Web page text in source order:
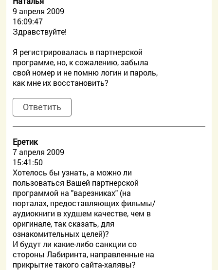
9 апреля 2009
16:09:47
Здравствуйте!
Я регистрировалась в партнерской
программе, но, к сожалению, забыла
свой номер и не помню логин и пароль,
как мне их восстановить?
Ответить
Еретик
7 апреля 2009
15:41:50
Хотелось бы узнать, а можно ли
пользоваться Вашей партнерской
программой на "варезниках" (на
порталах, предоставляющих фильмы/
аудиокниги в худшем качестве, чем в
оригинале, так сказать, для
ознакомительных целей)?
И будут ли какие-либо санкции со
стороны Лабиринта, направленные на
прикрытие такого сайта-халявы?